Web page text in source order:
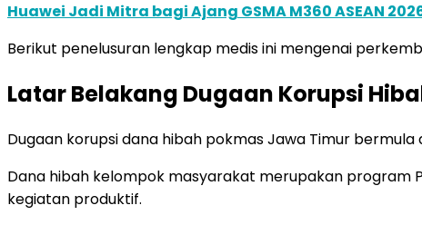
Huawei Jadi Mitra bagi Ajang GSMA M360 ASEAN
Berikut penelusuran lengkap medis ini mengenai
Latar Belakang Dugaan Korupsi
Dugaan korupsi dana hibah pokmas Jawa Timur
Dana hibah kelompok masyarakat merupakan program
kegiatan produktif.